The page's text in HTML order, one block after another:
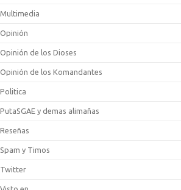
Multimedia
Opinión
Opinión de los Dioses
Opinión de los Komandantes
Politica
PutaSGAE y demas alimañas
Reseñas
Spam y Timos
Twitter